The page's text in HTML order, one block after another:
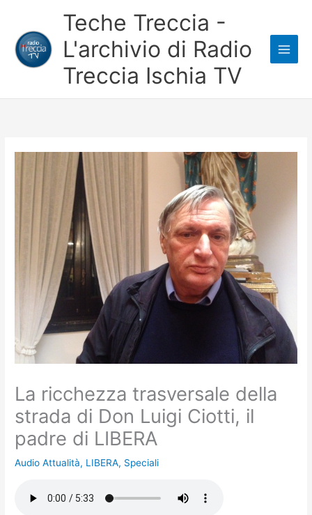
contenuto
Teche Treccia -
L'archivio di Radio
Treccia Ischia TV
La ricchezza trasversale della
strada di Don Luigi Ciotti, il
padre di LIBERA
Audio Attualità, LIBERA, Speciali